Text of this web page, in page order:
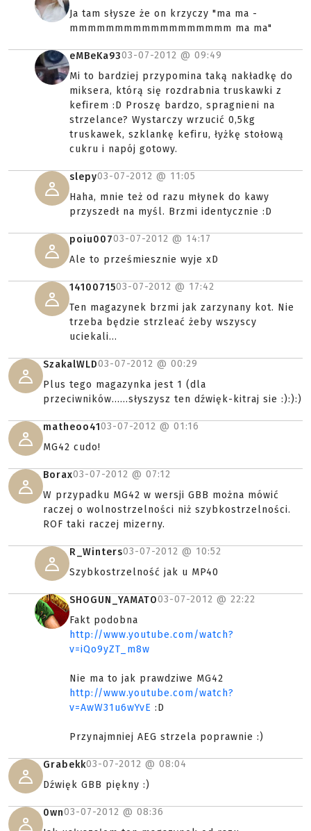
Ja tam słysze że on krzyczy "ma ma -
mmmmmmmmmmmmmmmmmm ma ma"
eMBeKa9303-07-2012 @ 09:49
Mi to bardziej przypomina taką nakładkę do
miksera, którą się rozdrabnia truskawki z
kefirem :D Proszę bardzo, spragnieni na
strzelance? Wystarczy wrzucić 0,5kg
truskawek, szklankę kefiru, łyżkę stołową
cukru i napój gotowy.
slepy03-07-2012 @ 11:05
Haha, mnie też od razu młynek do kawy
przyszedł na myśl. Brzmi identycznie :D
poiu00703-07-2012 @ 14:17
Ale to prześmiesznie wyje xD
1410071503-07-2012 @ 17:42
Ten magazynek brzmi jak zarzynany kot. Nie
trzeba będzie strzleać żeby wszyscy
uciekali...
SzakalWLD03-07-2012 @ 00:29
Plus tego magazynka jest 1 (dla
przeciwników......słyszysz ten dźwięk-kitraj sie :):):)
matheoo4103-07-2012 @ 01:16
MG42 cudo!
Borax03-07-2012 @ 07:12
W przypadku MG42 w wersji GBB można mówić
raczej o wolnostrzelności niż szybkostrzelności.
ROF taki raczej mizerny.
R_Winters03-07-2012 @ 10:52
Szybkostrzelność jak u MP40
SHOGUN_YAMATO03-07-2012 @ 22:22
Fakt podobna
http://www.youtube.com/watch?
v=iQo9yZT_m8w
Nie ma to jak prawdziwe MG42
http://www.youtube.com/watch?
v=AwW31u6wYvE :D
Przynajmniej AEG strzela poprawnie :)
Grabekk03-07-2012 @ 08:04
Dźwięk GBB piękny :)
0wn03-07-2012 @ 08:36